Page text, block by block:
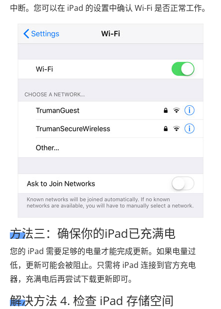
中断。您可以在 iPad 的设置中确认 Wi-Fi 是否正常工作。
方法三：确保你的iPad已充满电
您的 iPad 需要足够的电量才能完成更新。如果电量过
低，更新可能会被阻止。只需将 iPad 连接到官方充电
器，充满电后再尝试下载更新即可。
解决方法 4. 检查 iPad 存储空间